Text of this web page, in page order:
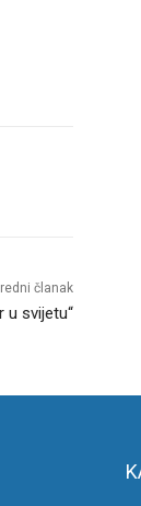
članak
u svijetu“